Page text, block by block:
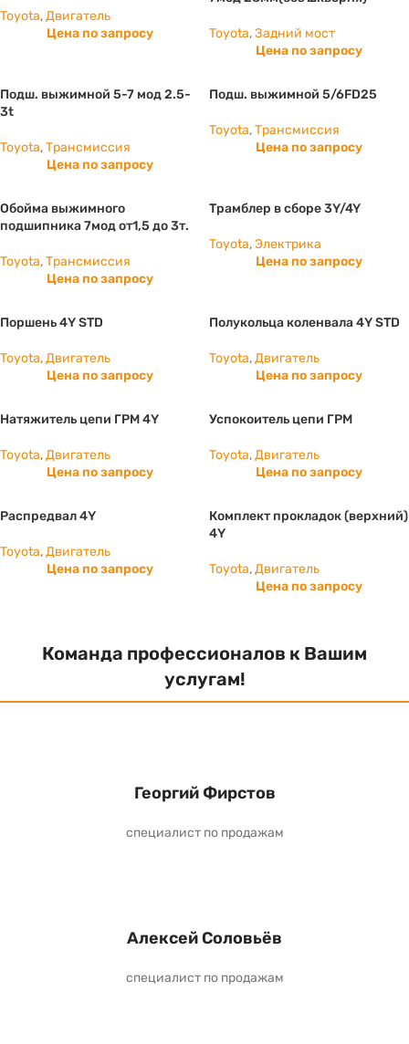
Toyota,Двигатель
Цена по запросу
Toyota,Задний мост
Цена по запросу
Подш. выжимной 5-7 мод 2.5-
3t
Toyota,Трансмиссия
Цена по запросу
Подш. выжимной 5/6FD25
Toyota,Трансмиссия
Цена по запросу
Обойма выжимного
подшипника 7мод от1,5 до 3т.
Toyota,Трансмиссия
Цена по запросу
Трамблер в сборе 3Y/4Y
Toyota,Электрика
Цена по запросу
Поршень 4Y STD
Toyota,Двигатель
Цена по запросу
Полукольца коленвала 4Y STD
Toyota,Двигатель
Цена по запросу
Натяжитель цепи ГРМ 4Y
Toyota,Двигатель
Цена по запросу
Успокоитель цепи ГРМ
Toyota,Двигатель
Цена по запросу
Распредвал 4Y
Toyota,Двигатель
Цена по запросу
Комплект прокладок (верхний)
4Y
Toyota,Двигатель
Цена по запросу
Команда профессионалов к Вашим
услугам!
Георгий Фирстов
специалист по продажам
Алексей Соловьёв
специалист по продажам